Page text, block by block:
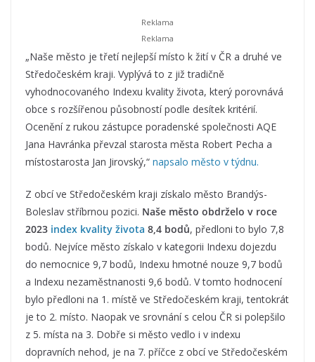
„Naše město je třetí nejlepší místo k žití v ČR a druhé ve
Středočeském kraji. Vyplývá to z již tradičně
vyhodnocovaného Indexu kvality života, který porovnává
obce s rozšířenou působností podle desítek kritérií.
Ocenění z rukou zástupce poradenské společnosti AQE
Jana Havránka převzal starosta města Robert Pecha a
místostarosta Jan Jirovský,“ napsalo město v týdnu.
Z obcí ve Středočeském kraji získalo město Brandýs-
Boleslav stříbrnou pozici. Naše město obdrželo v roce
2023 index kvality života 8,4 bodů, předloni to bylo 7,8
bodů. Nejvíce město získalo v kategorii Indexu dojezdu
do nemocnice 9,7 bodů, Indexu hmotné nouze 9,7 bodů
a Indexu nezaměstnanosti 9,6 bodů. V tomto hodnocení
bylo předloni na 1. místě ve Středočeském kraji, tentokrát
je to 2. místo. Naopak ve srovnání s celou ČR si polepšilo
z 5. místa na 3. Dobře si město vedlo i v indexu
dopravních nehod, je na 7. příčce z obcí ve Středočeském